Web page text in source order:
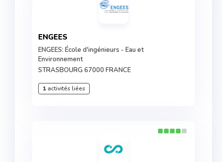
ENGEES
ENGEES: École d'ingénieurs - Eau et
Environnement
STRASBOURG 67000 FRANCE
1activités liées